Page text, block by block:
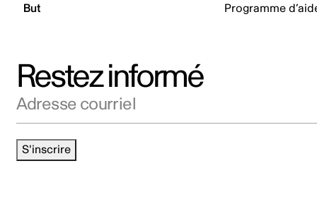
But Programme
Restez informé
S'inscrire